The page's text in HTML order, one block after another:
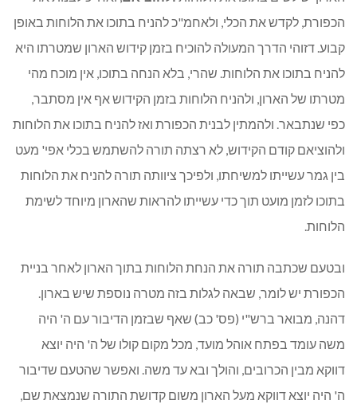
הכפורת, לקדש את הכלי, ולאחמ"כ להניח בתוכו את הלוחות באופן
קבוע. דזוהי הדרך המעולה להוכיח בזמן קידוש הארון שמטרתו היא
להניח בתוכו את הלוחות. שהרי, בלא הנחה בתוכו, אין מוכח מהי
מטרתו של הארון, ולהניח הלוחות בזמן הקידוש אף אין מסתבר,
כפי שנתבאר. ולהמתין לבנית הכפורת ואז להניח בתוכו את הלוחות
ולהוציאם קודם הקידוש, לא רצתה תורה להשתמש בכלי אפי' מעט
בין גמר עשייתו למשיחתו, ולפיכך ציוותה תורה להניח את הלוחות
בתוכו לזמן מועט תוך כדי עשייתו להראות שהארון מיוחד לשימת
הלוחות.
ובטעם שכתבה תורה את הנחת הלוחות בתוך הארון לאחר בניית
הכפורת יש לומר, שבאה לגלות בזה מטרה נוספת שיש בארון.
דהנה, מבואר ברש"י (פס' כב) שאף שבזמן הדיבור עם ה' היה
משה עומד בפתח אוהל מועד, מכל מקום קולו של ה' היה יוצא
דווקא מבין הכרובים, והולך ובא עד משה. ואפשר שהטעם שדיבור
ה' היה יוצא דווקא מעל הארון משום קדושת התורה שנמצאת שם,